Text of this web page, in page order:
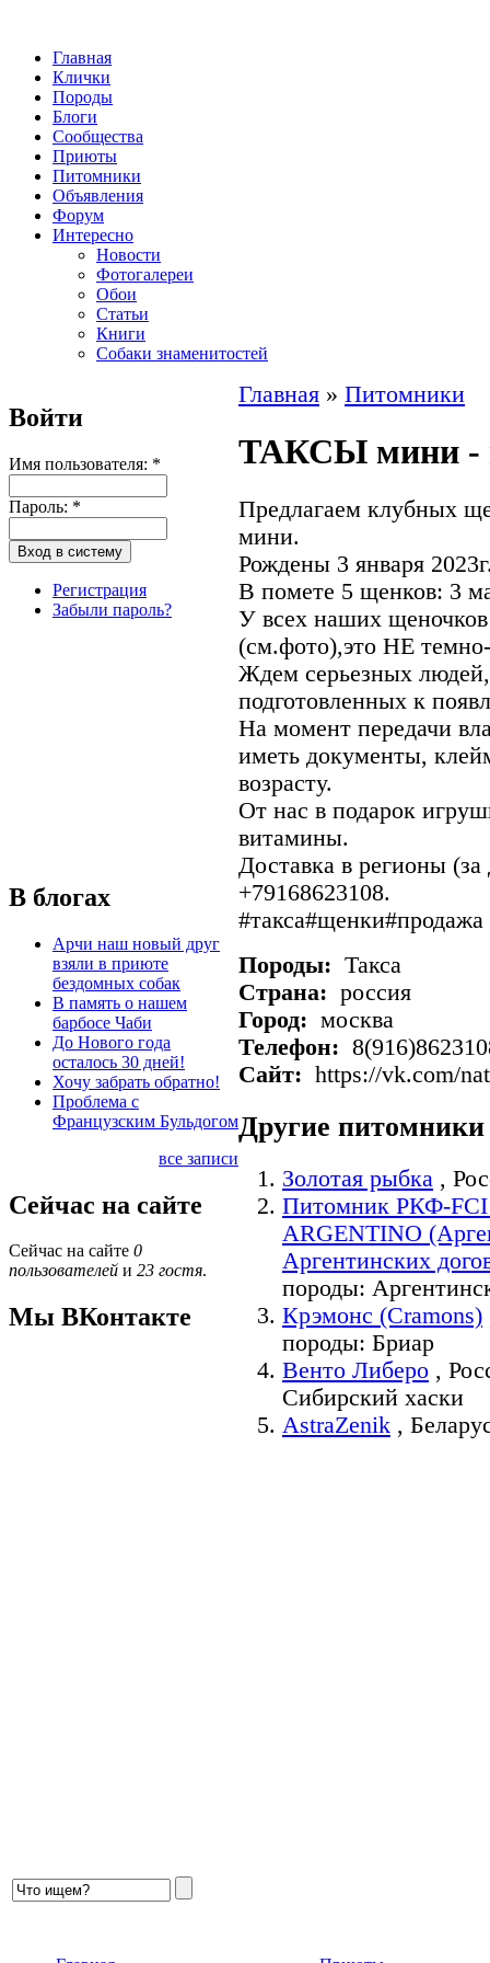
Главная
Клички
Породы
Блоги
Сообщества
Приюты
Питомники
Объявления
Форум
Интересно
Новости
Фотогалереи
Обои
Статьи
Книги
Собаки знаменитостей
Войти
Имя пользователя: *
Пароль: *
Регистрация
Забыли пароль?
В блогах
Арчи наш новый друг
взяли в приюте
бездомных собак
В память о нашем
барбосе Чаби
До Нового года
осталось 30 дней!
Хочу забрать обратно!
Проблема с
Французским Бульдогом
все записи
Сейчас на сайте
Сейчас на сайте 0
пользователей и 23 гостя.
Мы ВКонтакте
Главная » Питомники
ТАКСЫ мини -
Предлагаем клубных
мини.
Рождены 3 января
В помете 5 щенков: 3
У всех наших
(см.фото),это НЕ
Ждем серьезных
подготовленных к
На момент передачи
иметь документы,
возрасту.
От нас в подарок
витамины.
Доставка в регионы
+79168623108.
#такса#щенки#продажа
Породы: Такса
Страна: россия
Город: москва
Телефон:
Сайт: https://vk.com/
Другие питомники
Золотая рыбка ,
Питомник РКФ-FCI
ARGENTINO
Аргентинских
породы:
Крэмонс (Cramons)
породы: Бриар
Венто Либеро ,
Сибирский хаски
AstraZenik ,